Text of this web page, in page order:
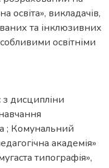
освіта», викладачів,
та інклюзивних
освітніми
дисципліни
; Комунальний
академія»
типографія»,